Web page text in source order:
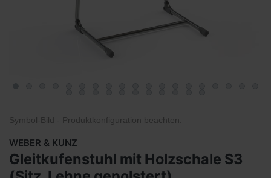
Symbol-Bild - Produktkonfiguration beachten
WEBER & KUNZ
Gleitkufenstuhl mit Holzschale S3